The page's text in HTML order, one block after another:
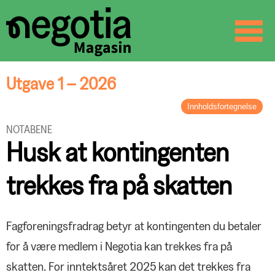
☰
Utgave 1 – 2026
Innholdsfortegnelse
Fra lokal aktivitet til Europa-debatt
BREV FRA STYRELEDEREN
En ny organisasjon formes
ORGANISASJON
Negotia og Delta – hva nå?
Innlandets mann
LØNN OG TARIFF
Hovedoppgjøret – i korte trekk
NOTABENE
Husk at kontingenten
trekkes fra på skatten
Fagforeningsfradrag betyr at kontingenten du betaler
for å være medlem i Negotia kan trekkes fra på
skatten. For inntektsåret 2025 kan det trekkes fra